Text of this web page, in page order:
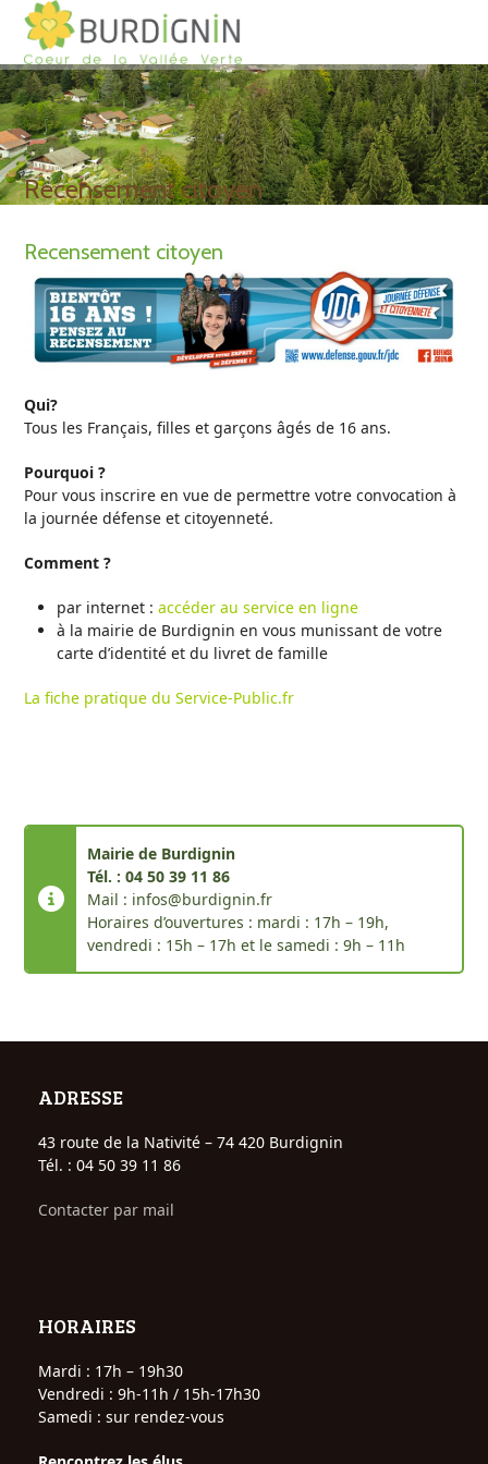
Skip
content
Open
mobile
menu
Close
mobile
menu
Recensement citoyen
Recensement citoyen
Qui?
Tous les Français, filles et garçons âgés de 16 ans.
Pourquoi ?
Pour vous inscrire en vue de permettre votre convocation à
la journée défense et citoyenneté.
Comment ?
par internet :accéder au service en ligne
à la mairie de Burdignin en vous munissant de votre
carte d’identité et du livret de famille
La fiche pratique du Service-Public.fr
Mairie de Burdignin
Tél. : 04 50 39 11 86
Mail : infos@burdignin.fr
Horaires d’ouvertures : mardi : 17h – 19h,
vendredi : 15h – 17h et le samedi : 9h – 11h
ADRESSE
43 route de la Nativité – 74 420 Burdignin
Tél. : 04 50 39 11 86
Contacter par mail
HORAIRES
Mardi : 17h – 19h30
Vendredi : 9h-11h / 15h-17h30
Samedi : sur rendez-vous